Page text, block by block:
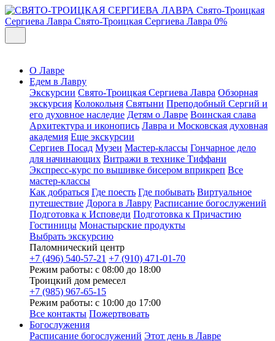
Свято-Троицкая
Сергиева Лавра Свято-Троицкая Сергиева Лавра 0%
О Лавре
Едем в Лавру
Экскурсии Свято-Троицкая Сергиева Лавра Обзорная
экскурсия Колокольня Святыни Преподобный Сергий и
его духовное наследие Детям о Лавре Воинская слава
Архитектура и иконопись Лавра и Московская духовная
академия Еще экскурсии
Сергиев Посад Музеи Мастер-классы Гончарное дело
для начинающих Витражи в технике Тиффани
Экспресс-курс по вышивке бисером вприкреп Все
мастер-классы
Как добраться Где поесть Где побывать Виртуальное
путешествие Дорога в Лавру Расписание богослужений
Подготовка к Исповеди Подготовка к Причастию
Гостиницы Монастырские продукты
Выбрать экскурсию
Паломнический центр
+7 (496) 540-57-21 +7 (910) 471-01-70
Режим работы: с 08:00 до 18:00
Троицкий дом ремесел
+7 (985) 967-65-15
Режим работы: с 10:00 до 17:00
Все контакты Пожертвовать
Богослужения
Расписание богослужений Этот день в Лавре